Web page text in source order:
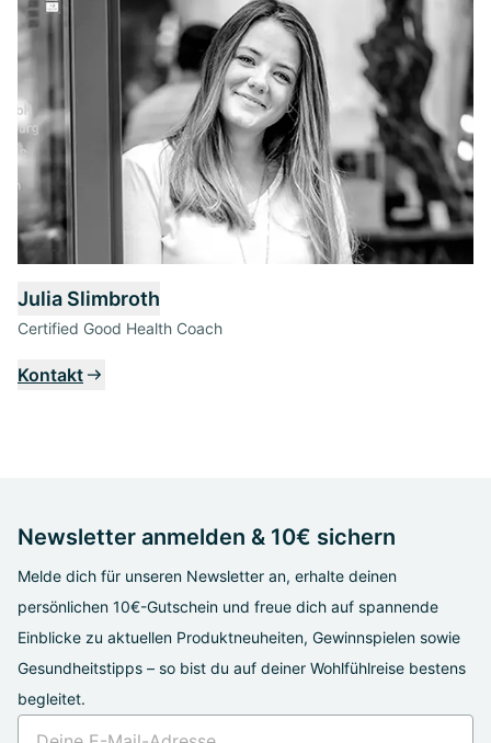
Julia Slimbroth
Certified Good Health Coach
Kontakt
Newsletter anmelden & 10€ sichern
Melde dich für unseren Newsletter an, erhalte deinen
persönlichen 10€-Gutschein und freue dich auf spannende
Einblicke zu aktuellen Produktneuheiten, Gewinnspielen sowie
Gesundheitstipps – so bist du auf deiner Wohlfühlreise bestens
begleitet.